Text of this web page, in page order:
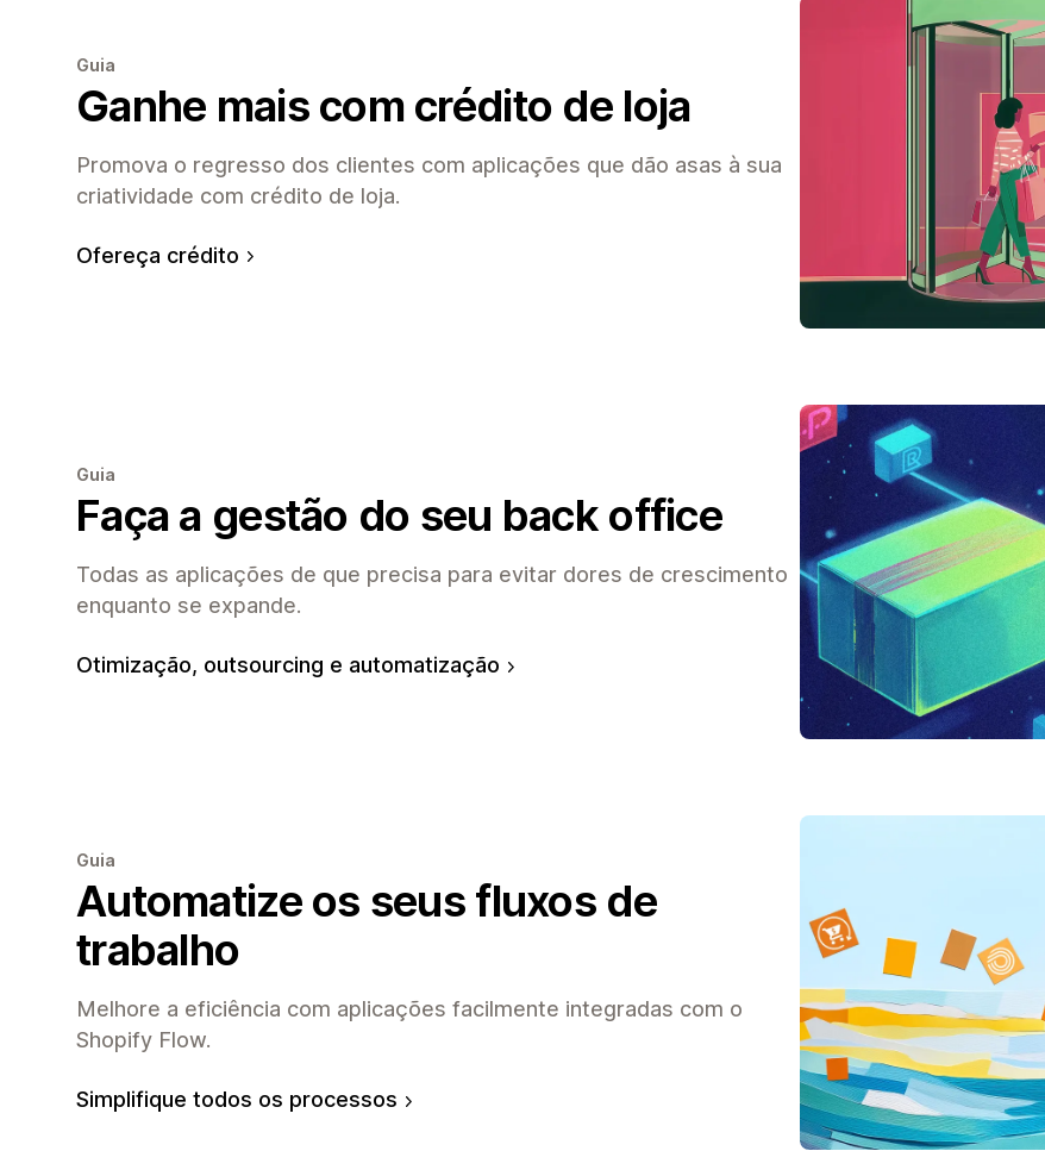
Guia
Ganhe mais com crédito de loja
Promova o regresso dos clientes com aplicações que dão asas à sua
criatividade com crédito de loja.
Ofereça crédito
Guia
Faça a gestão do seu back office
Todas as aplicações de que precisa para evitar dores de crescimento
enquanto se expande.
Otimização, outsourcing e automatização
Guia
Automatize os seus fluxos de
trabalho
Melhore a eficiência com aplicações facilmente integradas com o
Shopify Flow.
Simplifique todos os processos